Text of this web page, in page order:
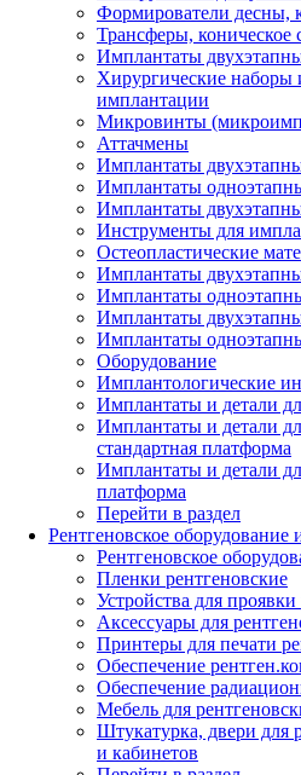
Формирователи десны,
Трансферы, коническое
Имплантаты
Хирургические наборы
имплантации
Микровинты
Аттачмены
Имплантаты
Имплантаты
Имплантаты
Инструменты для
Остеопластические
Имплантаты
Имплантаты
Имплантаты
Имплантаты
Оборудование
Имплантологические
Имплантаты и детали
Имплантаты и детали
стандартная платформа
Имплантаты и детали
платформа
Перейти в раздел
Рентгеновское оборудование
Рентгеновское
Пленки рентгеновские
Устройства для
Аксессуары для
Принтеры для печати
Обеспечение
Обеспечение
Мебель для
Штукатурка, двери для
и кабинетов